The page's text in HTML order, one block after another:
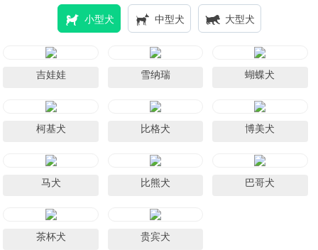
小型犬 中型犬 大型犬
吉娃娃 雪纳瑞 蝴蝶犬
柯基犬 比格犬 博美犬
马犬 比熊犬 巴哥犬
茶杯犬 贵宾犬